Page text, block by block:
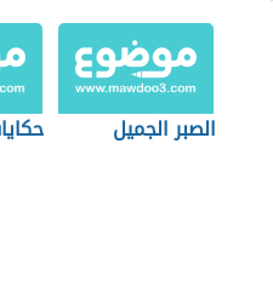
الصبر الجميل